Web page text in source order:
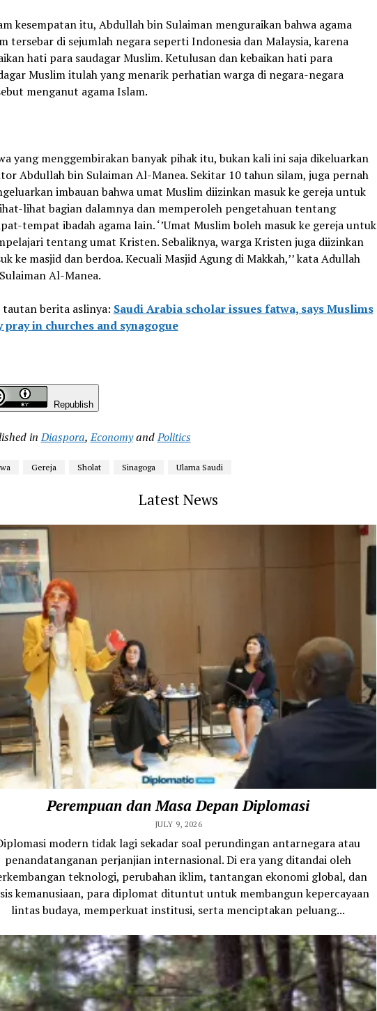
kesempatan itu, Abdullah bin Sulaiman menguraikan bahwa agama
tersebar di sejumlah negara seperti Indonesia dan Malaysia, karena
hati para saudagar Muslim. Ketulusan dan kebaikan hati para
Muslim itulah yang menarik perhatian warga di negara-negara
menganut agama Islam.
yang menggembirakan banyak pihak itu, bukan kali ini saja dikeluarkan
Abdullah bin Sulaiman Al-Manea. Sekitar 10 tahun silam, juga pernah
imbauan bahwa umat Muslim diizinkan masuk ke gereja untuk
lihat bagian dalamnya dan memperoleh pengetahuan tentang
tempat ibadah agama lain. ‘’Umat Muslim boleh masuk ke gereja untuk
tentang umat Kristen. Sebaliknya, warga Kristen juga diizinkan
ke masjid dan berdoa. Kecuali Masjid Agung di Makkah,’’ kata Adullah
Al-Manea.
berita aslinya: Saudi Arabia scholar issues fatwa, says Muslims
pray in churches and synagogue
Republish
in Diaspora,EconomyandPolitics
Gereja Sholat Sinagoga Ulama Saudi
Latest News
Perempuan dan Masa Depan Diplomasi
JULY 9, 2026
modern tidak lagi sekadar soal perundingan antarnegara atau
penandatanganan perjanjian internasional. Di era yang ditandai oleh
teknologi, perubahan iklim, tantangan ekonomi global, dan
kemanusiaan, para diplomat dituntut untuk membangun kepercayaan
lintas budaya, memperkuat institusi, serta menciptakan peluang...